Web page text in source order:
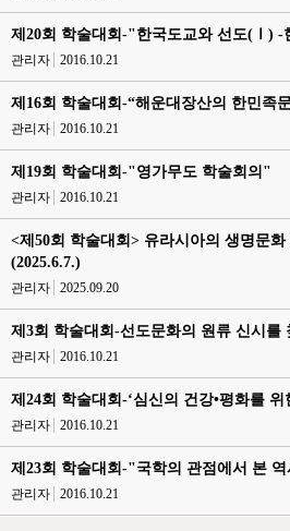
제20회 학술대회-"한국도교와 선도(Ⅰ) -
관리자 2016.10.21
제16회 학술대회-“해운대장산의 한민족
관리자 2016.10.21
제19회 학술대회-"영가무도 학술회의"
관리자 2016.10.21
<제50회 학술대회> 유라시아의 생명문
(2025.6.7.)
관리자 2025.09.20
제3회 학술대회-선도문화의 원류 신시를
관리자 2016.10.21
제24회 학술대회-‘심신의 건강•평화를
관리자 2016.10.21
제23회 학술대회-"국학의 관점에서 본
관리자 2016.10.21